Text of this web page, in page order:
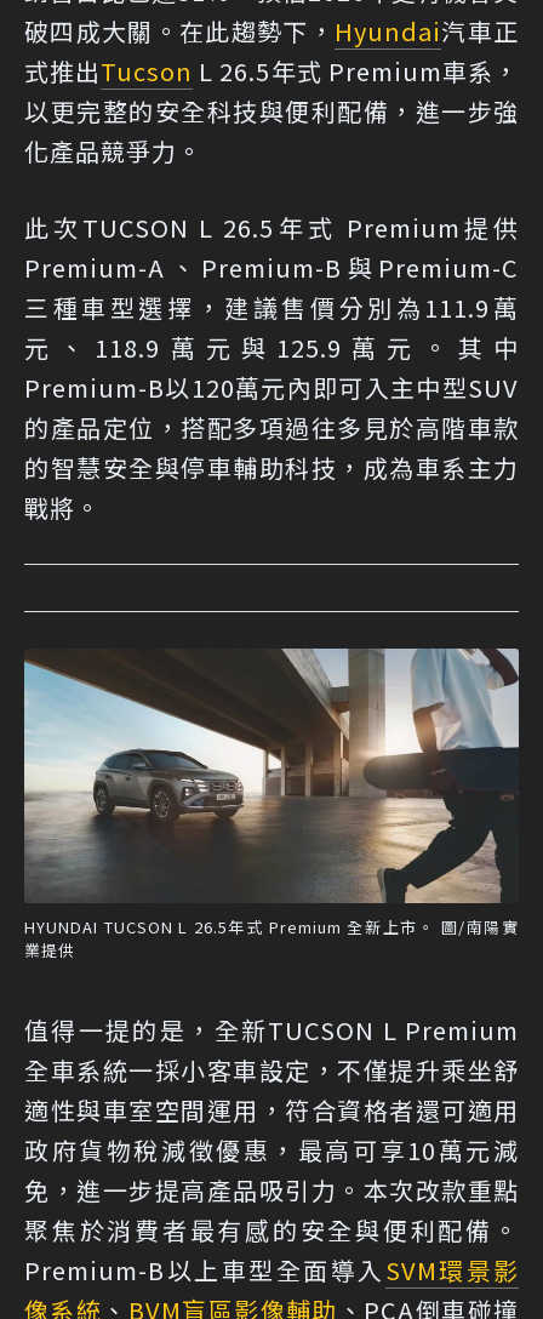
破四成大關。在此趨勢下， Hyundai汽車正
式推出Tucson L 26.5年式 Premium車系，
以更完整的安全科技與便利配備，進一步強
化產品競爭力。
此次TUCSON L 26.5年式 Premium提供
Premium-A、Premium-B與Premium-C
三種車型選擇，建議售價分別為111.9萬
元、118.9萬元與125.9萬元。其中
Premium-B以120萬元內即可入主中型SUV
的產品定位，搭配多項過往多見於高階車款
的智慧安全與停車輔助科技，成為車系主力
戰將。
HYUNDAI TUCSON L 26.5年式 Premium 全新上市。 圖/南陽實
業提供
值得一提的是，全新TUCSON L Premium
全車系統一採小客車設定，不僅提升乘坐舒
適性與車室空間運用，符合資格者還可適用
政府貨物稅減徵優惠，最高可享10萬元減
免，進一步提高產品吸引力。本次改款重點
聚焦於消費者最有感的安全與便利配備。
Premium-B以上車型全面導入SVM環景影
像系統 、 BVM盲區影像輔助 、PCA倒車碰撞